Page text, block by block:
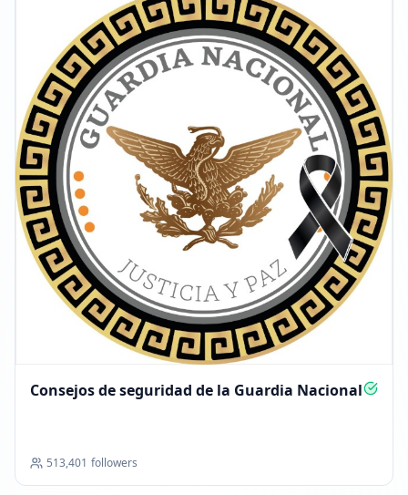
Consejos de seguridad de la Guardia Nacional
513,401 followers